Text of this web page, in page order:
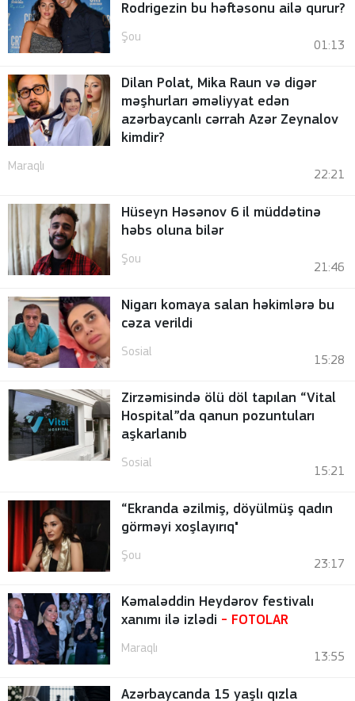
Rodrigezin bu həftəsonu ailə qurur?
Şou
01:13
Dilan Polat, Mika Raun və digər
məşhurları əməliyyat edən
azərbaycanlı cərrah Azər Zeynalov
kimdir?
Maraqlı
22:21
Hüseyn Həsənov 6 il müddətinə
həbs oluna bilər
Şou
21:46
Nigarı komaya salan həkimlərə bu
cəza verildi
Sosial
15:28
Zirzəmisində ölü döl tapılan “Vital
Hospital”da qanun pozuntuları
aşkarlanıb
Sosial
15:21
“Ekranda əzilmiş, döyülmüş qadın
görməyi xoşlayırıq"
Şou
23:17
Kəmaləddin Heydərov festivalı
xanımı ilə izlədi - FOTOLAR
Maraqlı
13:55
Azərbaycanda 15 yaşlı qızla